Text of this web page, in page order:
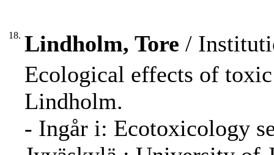
18. Lindholm, Tore /
Ecological effects of
Lindholm.
- Ingår i: Ecotoxicology